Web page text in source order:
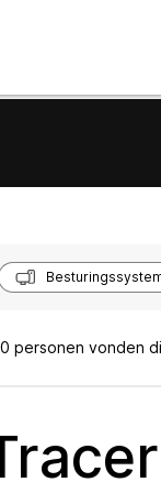
0 personen vonden